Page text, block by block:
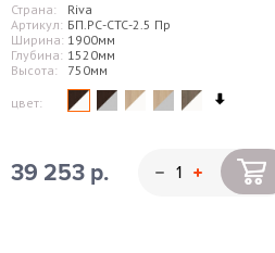
Страна:
Riva
Артикул: БП.РС-СТС-2.5 Пр
Ширина: 1900мм
Глубина: 1520мм
Высота:
750мм
цвет:
39 253 р.